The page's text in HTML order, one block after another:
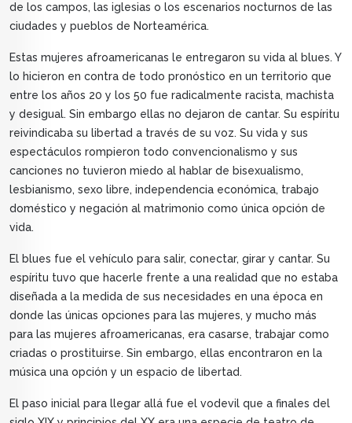
de los campos, las iglesias o los escenarios nocturnos de las
ciudades y pueblos de Norteamérica.
Estas mujeres afroamericanas le entregaron su vida al blues. Y
lo hicieron en contra de todo pronóstico en un territorio que
entre los años 20 y los 50 fue radicalmente racista, machista
y desigual. Sin embargo ellas no dejaron de cantar. Su espíritu
reivindicaba su libertad a través de su voz. Su vida y sus
espectáculos rompieron todo convencionalismo y sus
canciones no tuvieron miedo al hablar de bisexualismo,
lesbianismo, sexo libre, independencia económica, trabajo
doméstico y negación al matrimonio como única opción de
vida.
El blues fue el vehículo para salir, conectar, girar y cantar. Su
espíritu tuvo que hacerle frente a una realidad que no estaba
diseñada a la medida de sus necesidades en una época en
donde las únicas opciones para las mujeres, y mucho más
para las mujeres afroamericanas, era casarse, trabajar como
criadas o prostituirse. Sin embargo, ellas encontraron en la
música una opción y un espacio de libertad.
El paso inicial para llegar allá fue el vodevil que a finales del